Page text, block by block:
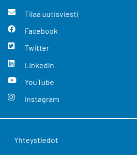
Tilaa uutisviesti
Facebook
Twitter
LinkedIn
YouTube
Instagram
Yhteystiedot